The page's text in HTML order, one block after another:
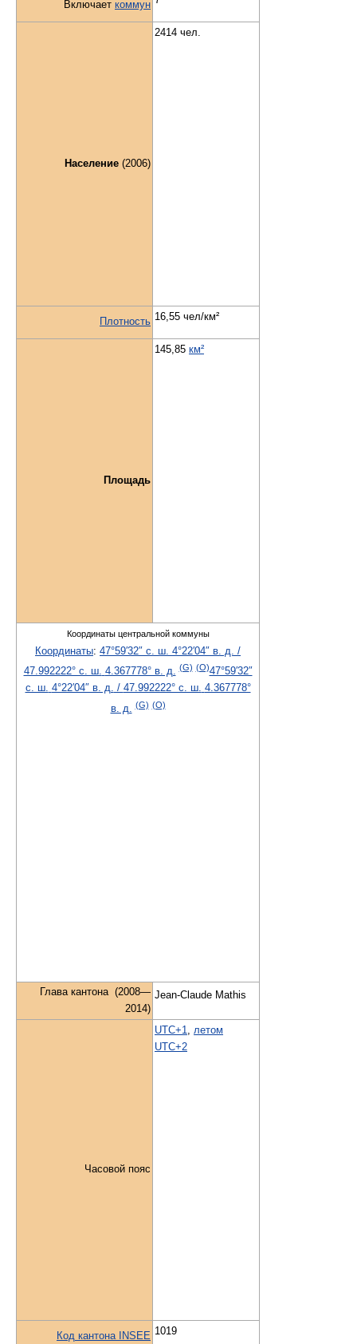
Включает коммун
Население (2006)
2414 чел.
Плотность 16,55 чел/км²
Площадь
145,85 км²
Координаты центральной коммуны
Координаты: 47°59′32″ с. ш. 4°22′04″ в. д. /
47.992222° с. ш. 4.367778° в. д. (G) (O)47°59′32″
с. ш. 4°22′04″ в. д. / 47.992222° с. ш. 4.367778°
в. д.
(G) (O)
Глава кантона (2008—
2014)
Jean-Claude Mathis
Часовой пояс
UTC+1, летом
UTC+2
Код кантона INSEE 1019